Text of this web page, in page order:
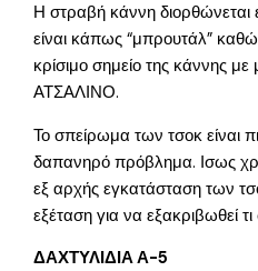
Η στραβή κάννη διορθώνεται
είναι κάπως “μπρουτάλ”
κρίσιμο σημείο της κάννης
ΑΤΣΑΛΙΝΟ.
Το σπείρωμα των τσοκ είναι
δαπανηρό πρόβλημα. Ισως
εξ αρχής εγκατάσταση των
εξέταση για να εξακριβωθεί τι
ΔΑΧΤΥΛΙΔΙΑ Α-5